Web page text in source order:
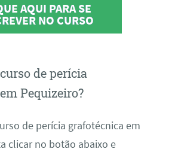
AQUI PARA SE
NO CURSO
de perícia
Pequizeiro?
de perícia grafotécnica em
clicar no botão abaixo e